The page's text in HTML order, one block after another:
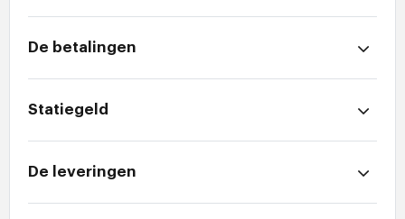
De betalingen
Statiegeld
De leveringen